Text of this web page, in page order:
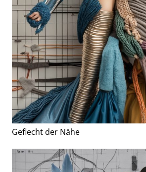
Geflecht der Nähe